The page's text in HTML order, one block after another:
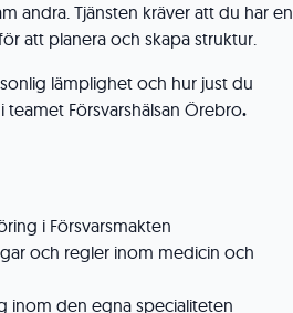
andra. Tjänsten kräver att du har en
att planera och skapa struktur.
lämplighet och hur just du
Försvarshälsan Örebro.
i Försvarsmakten
och regler inom medicin och
inom den egna specialiteten